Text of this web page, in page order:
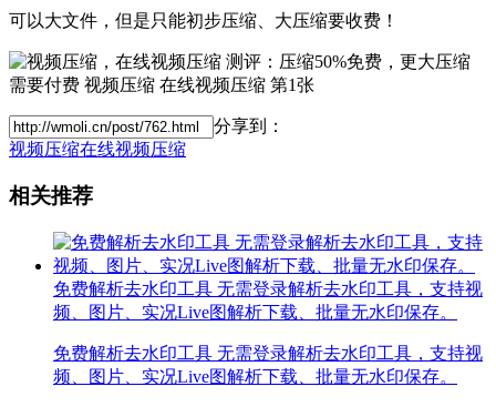
可以大文件，但是只能初步压缩、大压缩要收费！
分享到：
视频压缩在线视频压缩
相关推荐
免费解析去水印工具 无需登录解析去水印工具，支持视
频、图片、实况Live图解析下载、批量无水印保存。
免费解析去水印工具 无需登录解析去水印工具，支持视
频、图片、实况Live图解析下载、批量无水印保存。